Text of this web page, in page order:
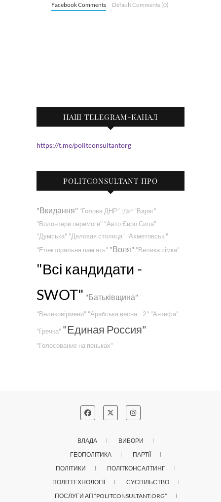
Facebook Comments Default Comments (0)
НАШ TELEGRAM-КАНАЛ
https://t.me/politconsultantorg
POLITCONSULTANT ПРО
"Вкидання" "Голова ДНР" "Дія" "Варяг"
"Волонтери перемоги" "Авто Євро Сила"
"Думська" "Деловая столица" "Ахметовські"
"Електоральна пам'ять" "Воля" "Велика сімка"
"Всі кандидати -
SWOT" "Батьківщина"
"Великовірмени" "Арабська весна - 2" "Антифа"
"Гречка" "Единая Россия"
"Голосование на пеньках"
ВЛАДА
ВИБОРИ
ГЕОПОЛІТИКА
ПАРТІЇ
ПОЛІТИКИ
ПОЛІТКОНСАЛТИНГ
ПОЛІТТЕХНОЛОГІЇ
СУСПІЛЬСТВО
ПОСЛУГИ АП “POLITCONSULTANT.ORG”